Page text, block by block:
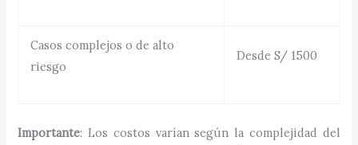
Casos complejos o de alto
riesgo
Desde S/ 1500
Importante: Los costos varían según la complejidad del